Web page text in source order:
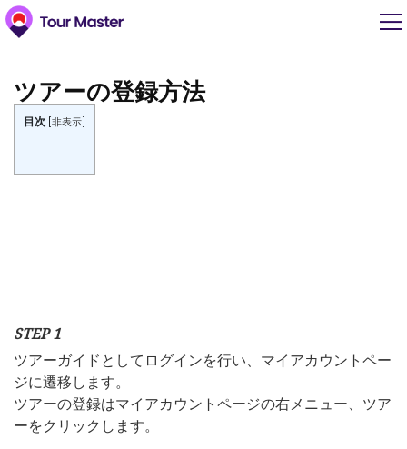
ツアーの登録方法
目次 非表示
STEP 1
ツアーガイドとしてログインを行い、マイアカウントペー
ジに遷移します。
ツアーの登録はマイアカウントページの右メニュー、ツア
ーをクリックします。